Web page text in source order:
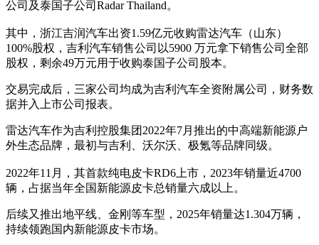
公司及泰国子公司Radar Thailand。
其中，浙江吉润汽车出资1.59亿元收购雷达汽车（山东）
100%股权，吉利汽车销售公司以5900 万元拿下销售公司全部
股权，剩余49万元用于收购泰国子公司股本。
交易完成后，三家公司均成为吉利汽车全资附属公司，财务数
据并入上市公司报表。
雷达汽车作为吉利控股集团2022年7月推出的中高端新能源户
外生态品牌，最初与吉利、沃尔沃、极氪等品牌同级。
2022年11月，其首款纯电皮卡RD6上市，2023年销量近4700
辆，占据当年全国新能源皮卡总销量六成以上。
后续又推出地平线、金刚等车型，2025年销量达1.304万辆，
持续领跑国内新能源皮卡市场。